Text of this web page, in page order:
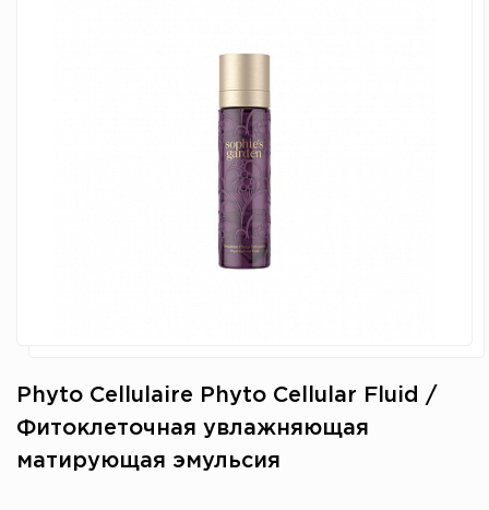
Phyto Cellulaire Phyto Cellular Fluid /
Фитоклеточная увлажняющая
матирующая эмульсия